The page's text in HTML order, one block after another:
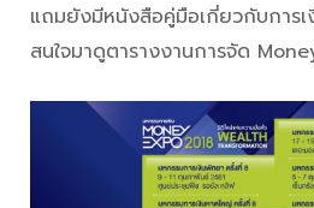
แถมยังมีหนังสือคู่มือเกี่ยวกับการ
สนใจมาดูตารางงานการจัด